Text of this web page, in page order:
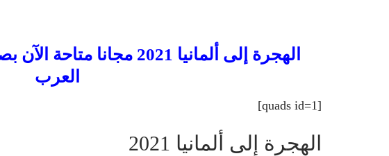
الهجرة إلى ألمانيا 2021
العرب
[quads id=1]
الهجرة إلى ألمانيا 2021